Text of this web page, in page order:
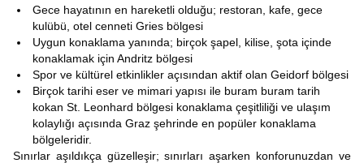
Gece hayatının en hareketli olduğu; restoran, kafe, gece
kulübü, otel cenneti Gries bölgesi
Uygun konaklama yanında; birçok şapel, kilise, şota içinde
konaklamak için Andritz bölgesi
Spor ve kültürel etkinlikler açısından aktif olan Geidorf bölgesi
Birçok tarihi eser ve mimari yapısı ile buram buram tarih
kokan St. Leonhard bölgesi konaklama çeşitliliği ve ulaşım
kolaylığı açısında Graz şehrinde en popüler konaklama
bölgeleridir.
Sınırlar aşıldıkça güzelleşir; sınırları aşarken konforunuzdan ve